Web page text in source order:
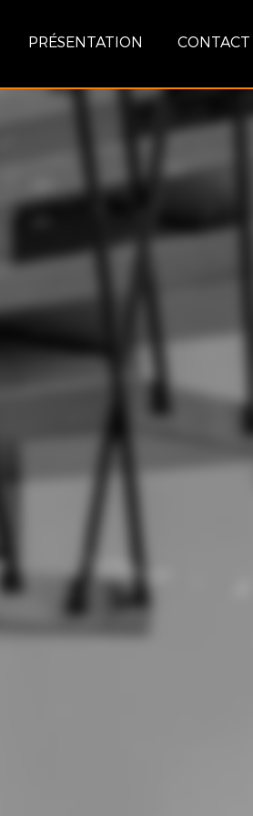
PRÉSENTATION CONTACT